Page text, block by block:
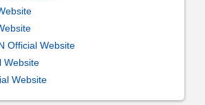
Official Website
Website
Website